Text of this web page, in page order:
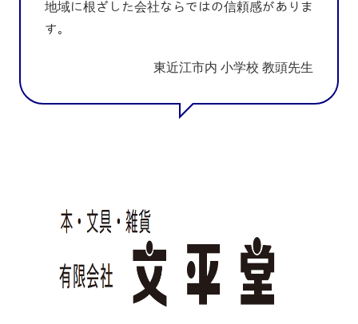
地域に根ざした会社ならではの信頼感がありま
す。
東近江市内 小学校 教頭先生